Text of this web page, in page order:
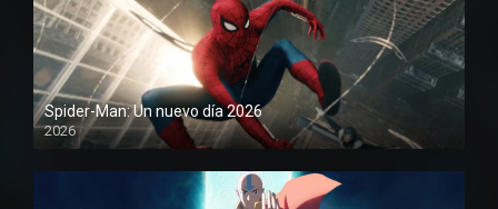
Spider-Man: Un nuevo día 2026
2026
1080P